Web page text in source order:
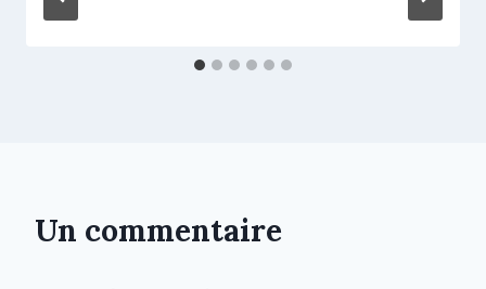
Un commentaire